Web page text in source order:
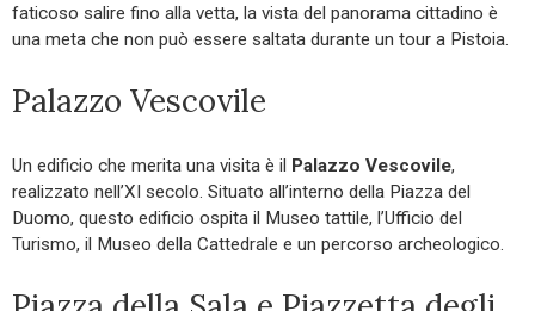
faticoso salire fino alla vetta, la vista del panorama cittadino è
una meta che non può essere saltata durante un tour a Pistoia.
Palazzo Vescovile
Un edificio che merita una visita è il Palazzo Vescovile,
realizzato nell’XI secolo. Situato all’interno della Piazza del
Duomo, questo edificio ospita il Museo tattile, l’Ufficio del
Turismo, il Museo della Cattedrale e un percorso archeologico.